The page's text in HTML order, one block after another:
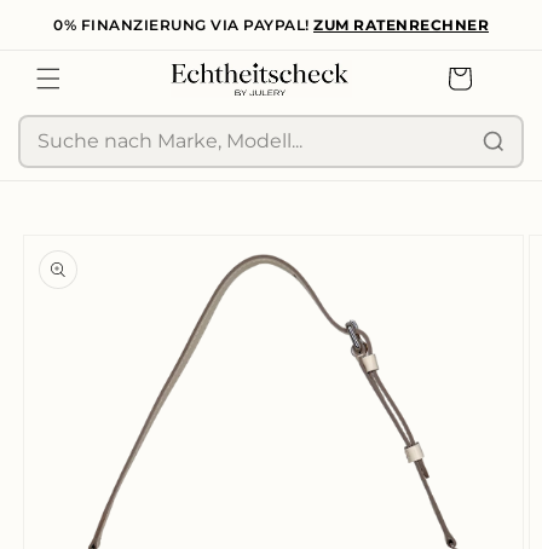
zum
0% FINANZIERUNG VIA PAYPAL! ZUM RATENRECHNER
Warenkorb
Suche